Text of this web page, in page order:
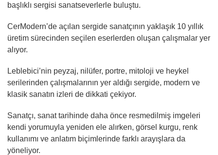
başlıklı sergisi sanatseverlerle buluştu.
CerModern’de açılan sergide sanatçının yaklaşık 10 yıllık
üretim sürecinden seçilen eserlerden oluşan çalışmalar yer
alıyor.
Leblebici’nin peyzaj, nilüfer, portre, mitoloji ve heykel
serilerinden çalışmalarının yer aldığı sergide, modern ve
klasik sanatın izleri de dikkati çekiyor.
Sanatçı, sanat tarihinde daha önce resmedilmiş imgeleri
kendi yorumuyla yeniden ele alırken, görsel kurgu, renk
kullanımı ve anlatım biçimlerinde farklı arayışlara da
yöneliyor.